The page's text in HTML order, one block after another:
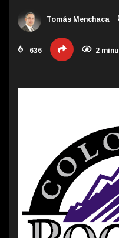
Tomás Menchaca
636 2